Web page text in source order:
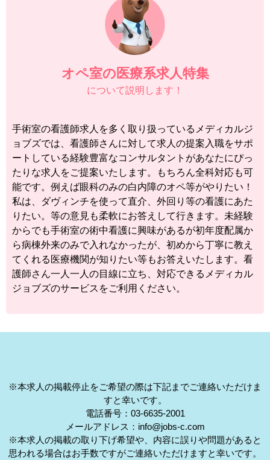
オペ室の医療系求人特集
について説明します！
手術室の看護師求人を多く取り扱っているメディカルジ
ョブズでは、看護師さんに対して求人の提案入職をサポ
ートしている経験豊富なコンサルタントがあなたにぴっ
たりな求人をご提案いたします。もちろん全科対応も可
能です。例えば眼科のみの白内障のオペ等がやりたい！
私は、ダヴィンチを使って直介、外回り等の看護にあた
りたい。等の意見も柔軟にお答えして行きます。未経験
からでも手術室の術中看護に興味があるが初年度配属か
ら病棟外来のみで入れなかったが、初めから丁寧に教え
てくれる医療機関が知りたい等もお答えいたします。看
護師さん一人一人の目線に立ち、対応できるメディカル
ジョブズのサービスをご利用ください。
※本求人の掲載停止をご希望の際は下記までご連絡いただけま
すと幸いです。
電話番号：03-6635-2001
メールアドレス：info@jobs-c.com
※本求人の掲載の取り下げ希望や、内容に誤りや問題があると
思われる場合はお手数ですがご連絡いただけますと幸いです。